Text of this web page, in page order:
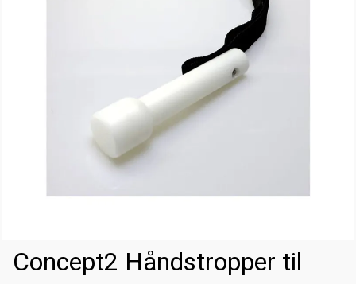
Concept2 Håndstropper til